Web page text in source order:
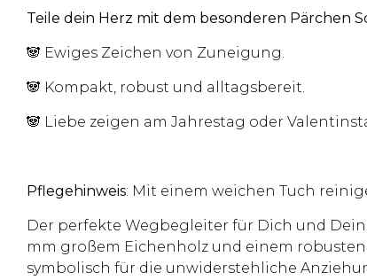
Teile dein Herz mit dem besonderen Pärchen
🐼 Ewiges Zeichen von Zuneigung.
🐼 Kompakt, robust und alltagsbereit.
🐼 Liebe zeigen am Jahrestag oder
Pflegehinweis: Mit einem weichen Tuch
Der perfekte Wegbegleiter für Dich und
mm großem Eichenholz und einem
symbolisch für die unwiderstehliche